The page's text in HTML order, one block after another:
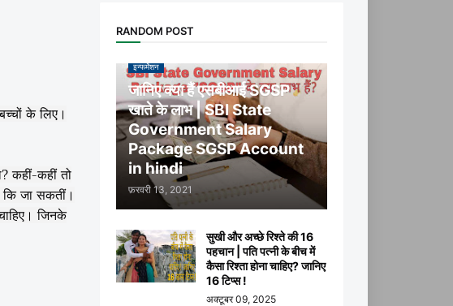
के लिए।
कहीं-कहीं तो
कि जासकतीं।
जिनके
RANDOM POST
इन्फर्मेशन
जानिए क्या हैं एसबीआई SGSP
खाते के लाभ | SBI State
Government Salary
Package SGSP Account
in hindi
फ़रवरी 13, 2021
सुखी और अच्छे रिश्ते की 16
पहचान | पति पत्नी के बीच में
कैसा रिश्ता होना चाहिए? जानिए
16 टिप्स !
अक्टूबर 09, 2025